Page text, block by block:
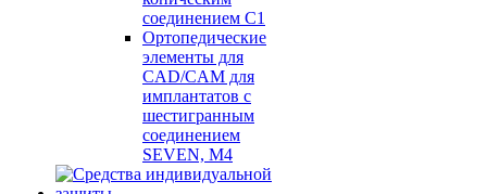
соединением С1
Ортопедические
элементы для
CAD/CAM для
имплантатов с
шестигранным
соединением
SEVEN, М4